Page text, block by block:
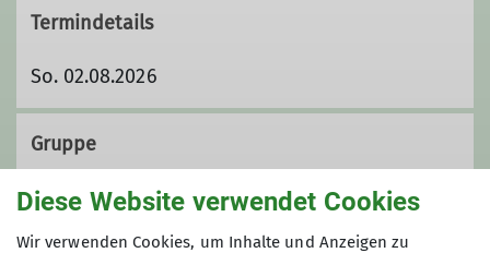
Termindetails
So. 02.08.2026
Gruppe
Wandergruppe
Diese Website verwendet Cookies
Wir verwenden Cookies, um Inhalte und Anzeigen zu